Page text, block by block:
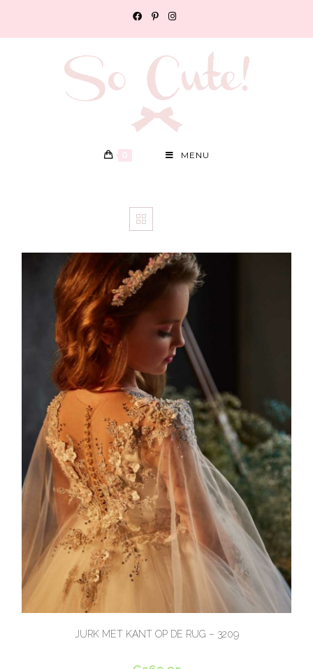
0 MENU
JURK MET KANT OP DE RUG – 3209